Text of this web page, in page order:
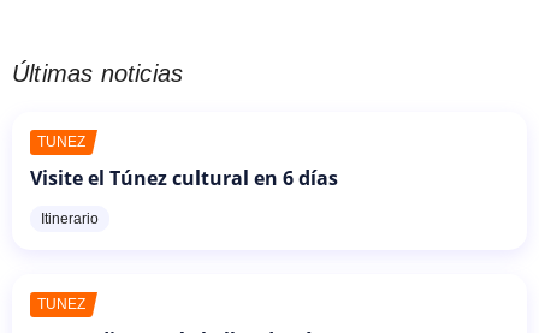
Últimas noticias
TÚNEZ
Visite el Túnez cultural en 6 días
Itinerario
TÚNEZ